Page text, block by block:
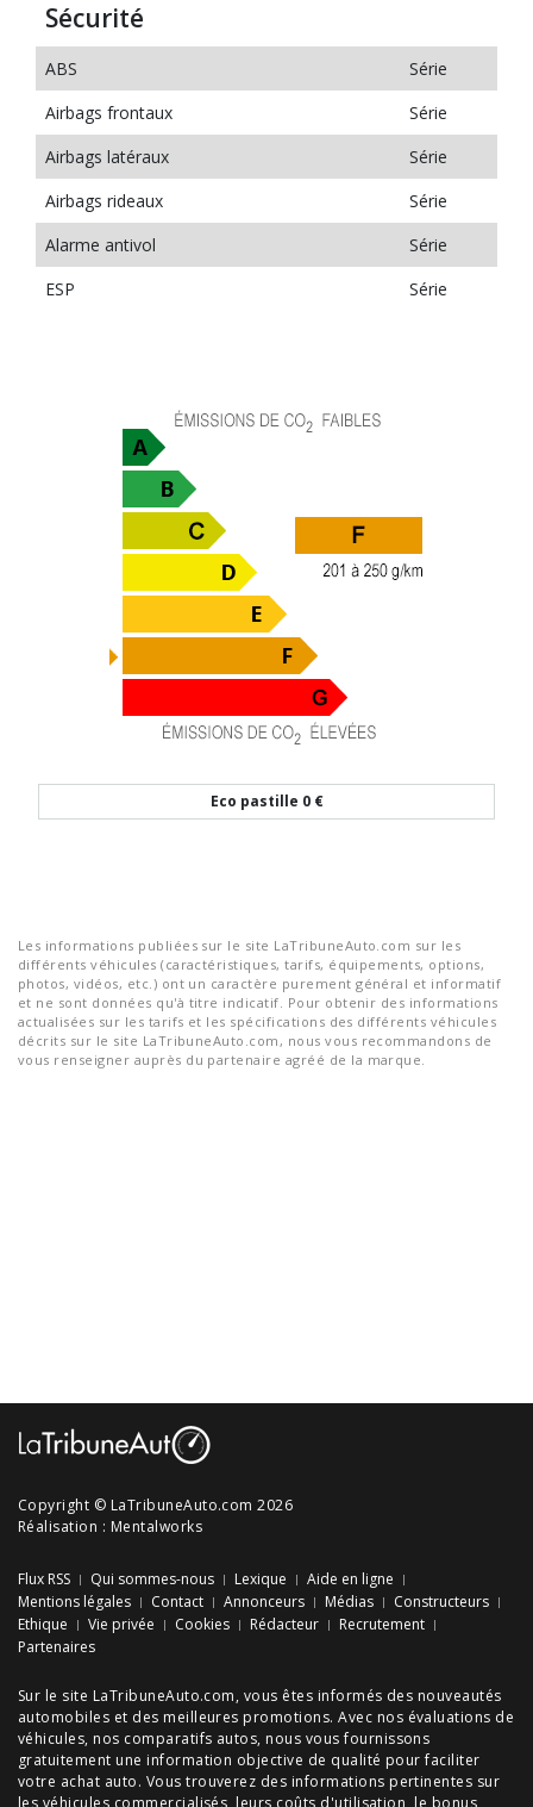
Sécurité
ABS
Série
Airbags frontaux
Série
Airbags latéraux
Série
Airbags rideaux
Série
Alarme antivol
Série
ESP
Série
Eco pastille 0 €
Les informations publiées sur le site LaTribuneAuto.com sur les
différents véhicules (caractéristiques, tarifs, équipements, options,
photos, vidéos, etc.) ont un caractère purement général et informatif
et ne sont données qu'à titre indicatif. Pour obtenir des informations
actualisées sur les tarifs et les spécifications des différents véhicules
décrits sur le site LaTribuneAuto.com, nous vous recommandons de
vous renseigner auprès du partenaire agréé de la marque.
Copyright © LaTribuneAuto.com 2026
Réalisation : Mentalworks
Flux RSS Qui sommes-nous Lexique
Aide en ligne
Mentions légales
Contact Annonceurs Médias
Constructeurs
Ethique
Vie privée Cookies Rédacteur
Recrutement
Partenaires
Sur le site LaTribuneAuto.com, vous êtes informés des nouveautés
automobiles et des meilleures promotions. Avec nos évaluations de
véhicules, nos comparatifs autos, nous vous fournissons
gratuitement une information objective de qualité pour faciliter
votre achat auto. Vous trouverez des informations pertinentes sur
les véhicules commercialisés, leurs coûts d'utilisation , le bonus